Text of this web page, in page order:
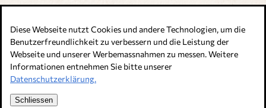
Diese Webseite nutzt Cookies und andere Technologien, um die
Benutzerfreundlichkeit zu verbessern und die Leistung der
Webseite und unserer Werbemassnahmen zu messen. Weitere
Informationen entnehmen Sie bitte unserer
Datenschutzerklärung.
Schliessen
Bouillons, Gewürze & Nahrungsergänzung. Schweizer Qualität
Kundenservice
Rezepte
Tipps
Über uns
Jobs